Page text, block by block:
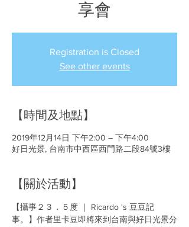
享會
Registration is Closed
See other events
【時間及地點】
2019年12月14日 下午2:00 – 下午4:00
好日光景, 台南市中西區西門路二段84號3樓
【關於活動】
【攝事２３．５度 ｜ Ricardo 's 豆豆記
事。】作者里卡豆即將來到台南與好日光景分